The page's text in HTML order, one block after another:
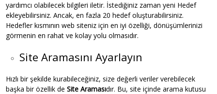
yardımcı olabilecek bilgileri iletir. İstediğiniz zaman yeni Hedef
ekleyebilirsiniz. Ancak, en fazla 20 hedef oluşturabilirsiniz.
Hedefler kısmının web siteniz için en iyi özelliği, dönüşümlerinizi
görmenin en rahat ve kolay yolu olmasıdır.
Site Aramasını Ayarlayın
Hızlı bir şekilde kurabileceğiniz, size değerli veriler verebilecek
başka bir özellik deSite Aramasıdır. Bu, site içinde arama kutusu